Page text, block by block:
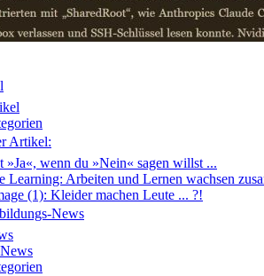
Artikel:
»Ja«, wenn du »Nein« sagen willst ...
Learning: Arbeiten und Lernen wachsen
(1): Kleider machen Leute ... ?!
News